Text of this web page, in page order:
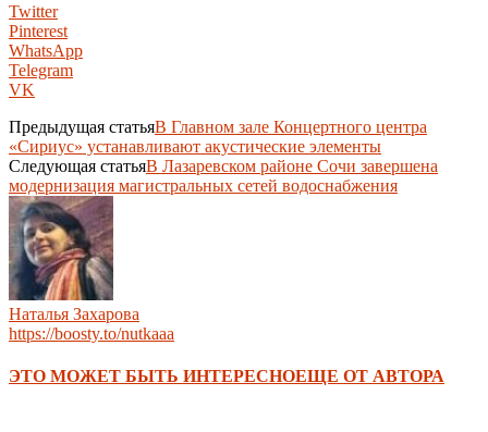
Twitter
Pinterest
WhatsApp
Telegram
VK
Предыдущая статьяВ Главном зале Концертного центра
«Сириус» устанавливают акустические элементы
Следующая статьяВ Лазаревском районе Сочи завершена
модернизация магистральных сетей водоснабжения
Наталья Захарова
https://boosty.to/nutkaaa
ЭТО МОЖЕТ БЫТЬ ИНТЕРЕСНОЕЩЕ ОТ АВТОРА